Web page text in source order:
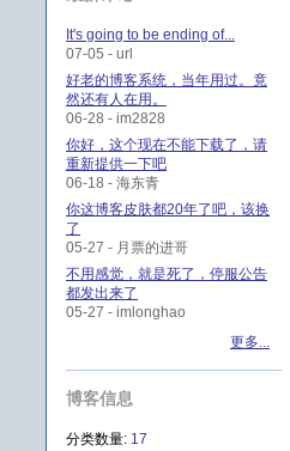
It's going to be ending of...
07-05 - url
好老的博客系统，当年用过。竟
然还有人在用。
06-28 - im2828
你好，这个现在不能下载了，请
重新提供一下吧
06-18 - 海东青
你这博客皮肤都20年了吧，该换
了
05-27 - 月票的进哥
不用感觉，就是死了，停服公告
都发出来了
05-27 - imlonghao
更多...
博客信息
分类数量: 17